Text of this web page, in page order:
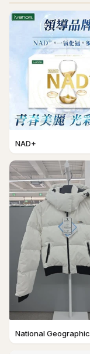
NAD+
National Geographic